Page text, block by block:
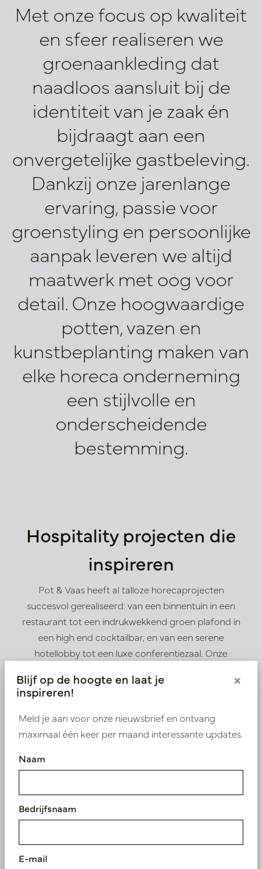
Met onze focus op kwaliteit
en sfeer realiseren we
groenaankleding dat
naadloos aansluit bij de
identiteit van je zaak én
bijdraagt aan een
onvergetelijke gastbeleving.
Dankzij onze jarenlange
ervaring, passie voor
groenstyling en persoonlijke
aanpak leveren we altijd
maatwerk met oog voor
detail. Onze hoogwaardige
potten, vazen en
kunstbeplanting maken van
elke horeca onderneming
een stijlvolle en
onderscheidende
bestemming.
Hospitality projecten die
inspireren
Pot & Vaas heeft al talloze horecaprojecten
succesvol gerealiseerd: vaneen binnentuin in een
restaurant tot een indrukwekkend groen plafond in
een high end cocktailbar, en van een serene
hotellobby tot een luxeconferentiezaal. Onze
sfeer en creëert de perfecte setting voor
Onze gewaardeerde
klanten
Blijf op de hoogte en laat je
inspireren!
×
Meld je aan voor onze nieuwsbrief en ontvang
maximaal één keer per maand interessante updates.
Naam
Bedrijfsnaam
E-mail